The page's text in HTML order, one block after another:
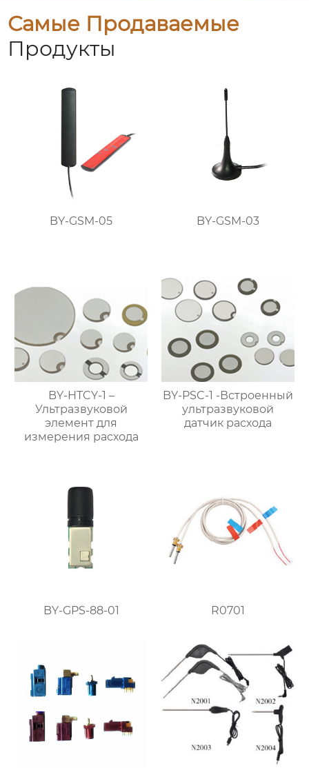
Самые Продаваемые
Продукты
BY-GSM-05 BY-GSM-03
BY-HTCY-1 –
Ультразвуковой
элемент для
измерения расхода
BY-PSC-1 -Встроенный
ультразвуковой
датчик расхода
BY-GPS-88-01 R0701